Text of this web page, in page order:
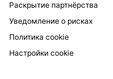
Раскрытие партнёрства
Уведомление о рисках
Политика cookie
Настройки cookie